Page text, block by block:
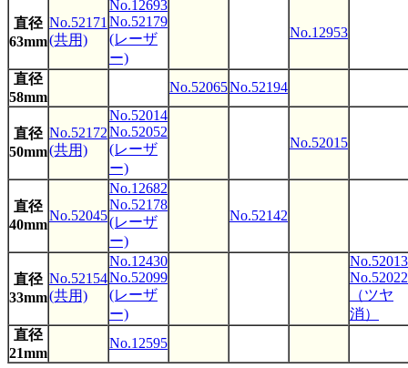
(共用)
20×180mm
20×88mm
No.12840 No.12838
No.52173
(共用)
20×42mm
16×90mm
No.52186
(共用)
16×42mm
No.12678
No.52084
(共用)
No.52092
(レーザー)
No.12718
No.52153
(共用)
No.12719
13×38mm
直径
63mm
No.52171
(共用)
No.12693
No.52179
(レーザ
ー)
No.12953
直径
58mm
No.52065No.52194
直径
50mm
No.52172
(共用)
No.52014
No.52052
(レーザ
ー)
No.52015
直径
40mm
No.52045
No.12682
No.52178
(レーザ
ー)
No.52142
直径
33mm
No.52154
(共用)
No.12430
No.52099
(レーザ
ー)
No.52013
No.52022
（ツヤ
消）
直径
21mm
No.12595